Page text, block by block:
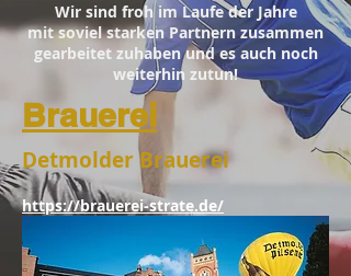
Wir sind froh im Laufe der Jahre
mit soviel starken Partnern zusammen
gearbeitet zuhaben und es auch noch
weiterhin zutun!
Brauerei
Detmolder Brauerei
https://brauerei-strate.de/